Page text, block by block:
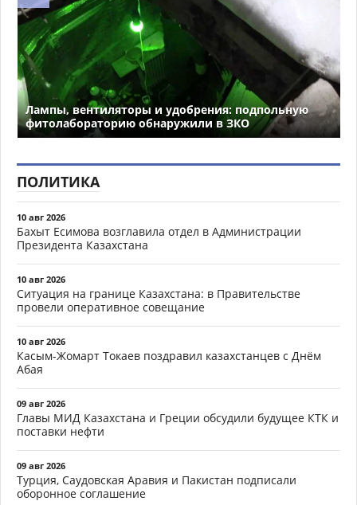
Лампы, вентиляторы и удобрения: подпольную
фитолабораторию обнаружили в ЗКО
ПОЛИТИКА
10 авг 2026
Бахыт Есимова возглавила отдел в Администрации
Президента Казахстана
10 авг 2026
Ситуация на границе Казахстана: в Правительстве
провели оперативное совещание
10 авг 2026
Касым-Жомарт Токаев поздравил казахстанцев с Днём
Абая
09 авг 2026
Главы МИД Казахстана и Греции обсудили будущее КТК и
поставки нефти
09 авг 2026
Турция, Саудовская Аравия и Пакистан подписали
оборонное соглашение